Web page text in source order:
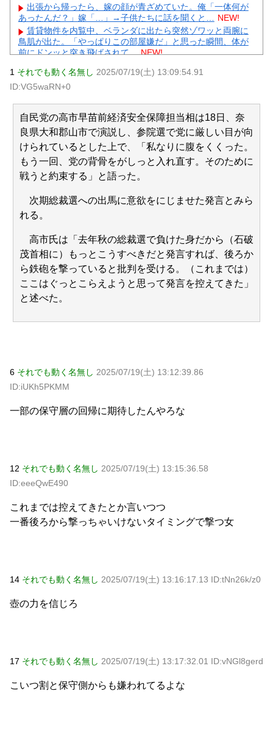
出張から帰ったら、嫁の顔が青ざめていた。俺「一体何が
あったんだ？」嫁「…」→子供たちに話を聞くと… NEW!
賃貸物件を内覧中、ベランダに出たら突然ゾワッと両腕に
鳥肌が出た。「やっぱりこの部屋嫌だ」と思った瞬間、体が
前にドンッと突き飛ばされて… NEW!
【怒報】 国税庁「あのさぁ！君らがちゃんと納税してくれ
ないとこうなっちゃうけどどうする？！」←これw w w w w w
w w NEW!
ぎやろ！
NEW!
【悲報】彼氏の浮気に激怒→賃貸を椅子でフルボッコにし
た女性にガル民総ツッコミｗｗｗ NEW!
【物議】水川かたまりの授乳姿に“子育て警察”出動→ガル民
「私も足組んでた」大合唱ｗｗｗ NEW!
元AKB社長、22億円申告漏れ 乃木坂46運営会社の株式を
パチンコ京楽産業に譲渡【ノース・リバー】【窪田康志】
元AKB社長、22億円申告漏れ 乃木坂46運営会社の株式を
パチンコ京楽産業に譲渡【ノース・リバー】【窪田康志】
Powered by livedoor 相互RSS
1 それでも動く名無し 2025/07/19(土) 13:09:54.91
ID:VG5waRN+0
自民党の高市早苗前経済安全保障担当相は18日、奈
良県大和郡山市で演説し、参院選で党に厳しい目が向
けられているとした上で、「私なりに腹をくくった。
もう一回、党の背骨をがしっと入れ直す。そのために
戦うと約束する」と語った。
次期総裁選への出馬に意欲をにじませた発言とみら
れる。
高市氏は「去年秋の総裁選で負けた身だから（石破
茂首相に）もっとこうすべきだと発言すれば、後ろか
ら鉄砲を撃っていると批判を受ける。（これまでは）
ここはぐっとこらえようと思って発言を控えてきた」
と述べた。
6 それでも動く名無し 2025/07/19(土) 13:12:39.86
ID:iUKh5PKMM
一部の保守層の回帰に期待したんやろな
12 それでも動く名無し 2025/07/19(土) 13:15:36.58
ID:eeeQwE490
これまでは控えてきたとか言いつつ
一番後ろから撃っちゃいけないタイミングで撃つ女
14 それでも動く名無し 2025/07/19(土) 13:16:17.13 ID:tNn26k/z0
壺の力を信じろ
17 それでも動く名無し 2025/07/19(土) 13:17:32.01 ID:vNGl8gerd
こいつ割と保守側からも嫌われてるよな